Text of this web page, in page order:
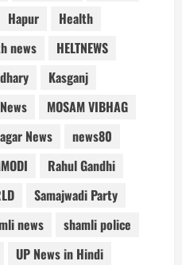
Hapur
Health
news
HELTNEWS
Kasganj
MOSAM VIBHAG
News
news80
Rahul Gandhi
Samajwadi Party
news
shamli police
UP News in Hindi